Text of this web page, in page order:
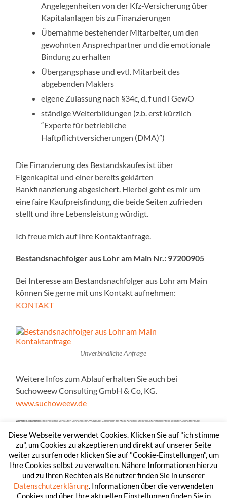
Angelegenheiten von der Kfz-Versicherung über
Kapitalanlagen bis zu Finanzierungen
Übernahme bestehender Mitarbeiter, um den
gewohnten Ansprechpartner und die emotionale
Bindung zu erhalten
Übergangsphase und evtl. Mitarbeit des
abgebenden Maklers
eigene Zulassung nach §34c, d, f und i GewO
ständige Weiterbildungen (z.b. erst kürzlich
“Experte für betriebliche
Haftpflichtversicherungen (DMA)”)
Die Finanzierung des Bestandskaufes ist über
Eigenkapital und einer bereits geklärten
Bankfinanzierung abgesichert. Hierbei geht es mir um
eine faire Kaufpreisfindung, die beide Seiten zufrieden
stellt und ihre Lebensleistung würdigt.
Ich freue mich auf Ihre Kontaktanfrage.
Bestandsnachfolger aus Lohr am Main Nr.: 97200905
Bei Interesse am Bestandsnachfolger aus Lohr am Main
können Sie gerne mit uns Kontakt aufnehmen:
KONTAKT
Unverbindliche Anfrage
Weitere Infos zum Ablauf erhalten Sie auch bei
Suchoweew Consulting GmbH & Co, KG.
www.suchoweew.de
Wichtige Stichworte:Maklerbestand verkaufen Lohr am Main, Würzburg, Gemünden am Main, Karstadt, Steinfeld, Marktheidenfeld, Zellingen, Aschaffenburg –
Diese Webseite verwendet Cookies. Klicken Sie auf "ich stimme
zu", um Cookies zu akzeptieren und direkt auf unserer Seite
weiter zu surfen oder klicken Sie auf "Cookie-Einstellungen", um
Ihre Cookies selbst zu verwalten. Nähere Informationen hierzu
und zu Ihren Rechten als Benutzer finden Sie in unserer
Datenschutzerklärung . Informationen über die verwendeten
Cookies und über Ihre aktuellen Einstellungen finden Sie in